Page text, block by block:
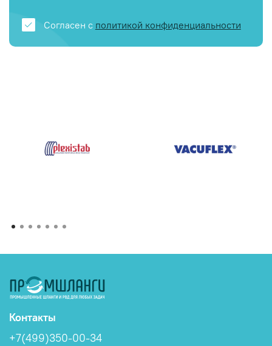
Согласен с политикой конфиденциальности
Контакты
+7(499)350-00-34